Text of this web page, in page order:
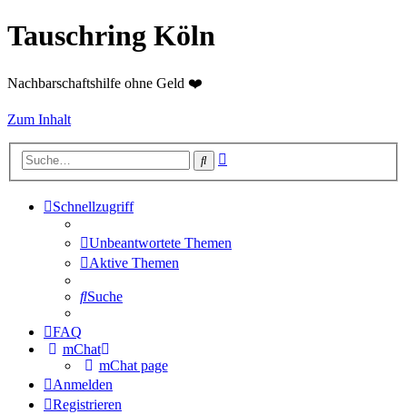
Tauschring Köln
Nachbarschaftshilfe ohne Geld ❤️
Zum Inhalt
Suche
Schnellzugriff
Unbeantwortete Themen
Aktive Themen
Suche
FAQ
mChat
mChat page
Anmelden
Registrieren